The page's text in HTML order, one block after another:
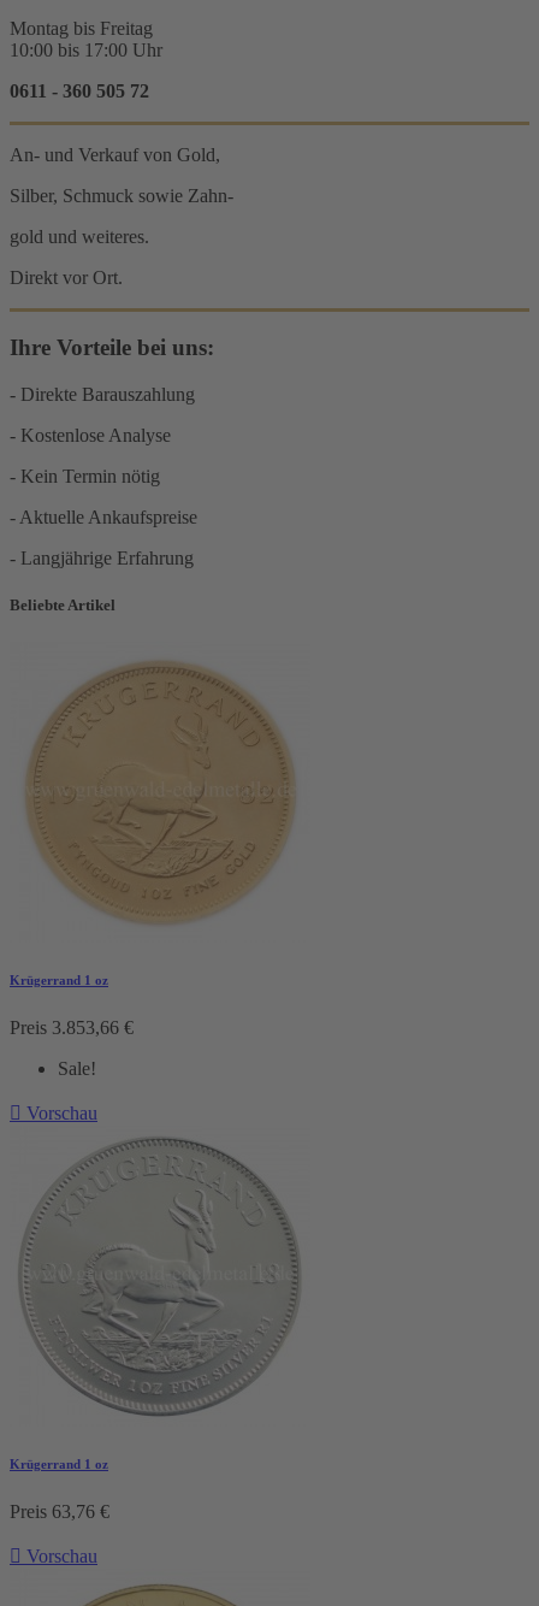
Montag bis Freitag
10:00 bis 17:00 Uhr
0611 - 360 505 72
An- und Verkauf von Gold,
Silber, Schmuck sowie Zahn-
gold und weiteres.
Direkt vor Ort.
Ihre Vorteile bei uns:
- Direkte Barauszahlung
- Kostenlose Analyse
- Kein Termin nötig
- Aktuelle Ankaufspreise
- Langjährige Erfahrung
Beliebte Artikel
Krügerrand 1 oz
Preis 3.853,66 €
Sale!
 Vorschau
Krügerrand 1 oz
Preis 63,76 €
 Vorschau